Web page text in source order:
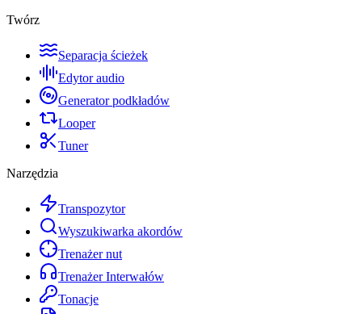
Twórz
Separacja ścieżek
Edytor audio
Generator podkładów
Looper
Tuner
Narzędzia
Transpozytor
Wyszukiwarka akordów
Trenażer nut
Trenażer Interwałów
Tonacje